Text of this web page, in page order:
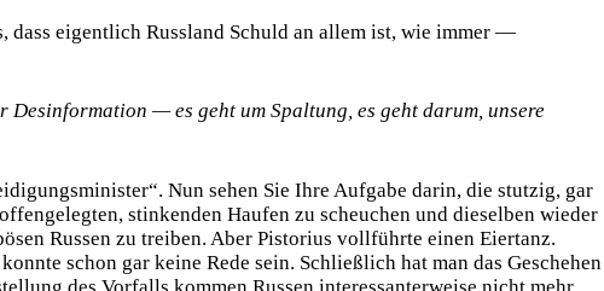
dass eigentlich Russland Schuld an allem ist, wie immer —
— es geht um Spaltung, es geht darum, unsere
Nun sehen Sie Ihre Aufgabe darin, die stutzig, gar
stinkenden Haufen zu scheuchen und dieselben wieder
Russen zu treiben. Aber Pistorius vollführte einen Eiertanz.
schon gar keine Rede sein. Schließlich hat man das Geschehen
des Vorfalls kommen Russen interessanterweise nicht mehr